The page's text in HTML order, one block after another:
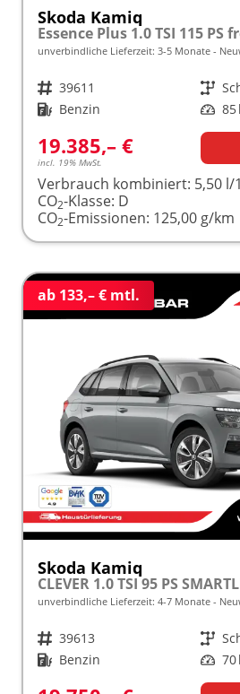
Skoda Kamiq
unverbindliche Lieferzeit: 3-5 Monate
Fahrzeugnr. 39611 Getriebe
Kraftstoff Benzin Leistung 85
19.385,– €
incl. 19% MwSt.
Verbrauch kombiniert: 5,50 l/
CO2-Klasse: D
CO2-Emissionen: 125,00 g/km
ab 133,– € mtl.
Skoda Kamiq
unverbindliche Lieferzeit: 4-7 Monate
Fahrzeugnr. 39613 Getriebe
Kraftstoff Benzin Leistung 70